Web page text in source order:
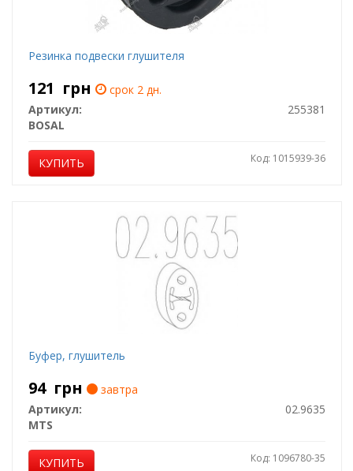
Резинка подвески глушителя
121 грн
срок 2 дн.
Артикул:
255381
BOSAL
КУПИТЬ Код: 1015939-36
Буфер, глушитель
94 грн
завтра
Артикул:
02.9635
MTS
КУПИТЬ Код: 1096780-35